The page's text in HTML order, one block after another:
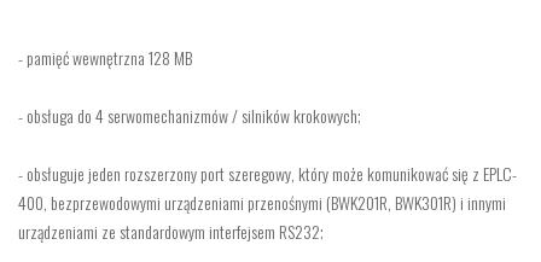
- pamięć wewnętrzna 128 MB
- obsługa do 4 serwomechanizmów / silników krokowych;
- obsługuje jeden rozszerzony port szeregowy, który może komunikować się z EPLC-
400, bezprzewodowymi urządzeniami przenośnymi (BWK201R, BWK301R) i innymi
urządzeniami ze standardowym interfejsem RS232;